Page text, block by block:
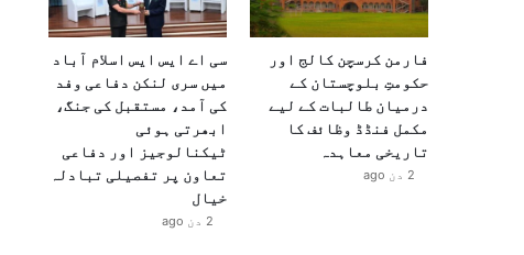
فارمن کرسچن کالج اور
حکومتِ بلوچستان کے
درمیان طالبات کے لیے
مکمل فنڈڈ وظائف کا
تاریخی معاہدہ
2 دن ago
سی اے ایس ایس اسلام آباد
میں سری لنکن دفاعی وفد
کی آمد، مستقبل کی جنگ،
ابھرتی ہوئی
ٹیکنالوجیز اور دفاعی
تعاون پر تفصیلی تبادلہ
خیال
2 دن ago